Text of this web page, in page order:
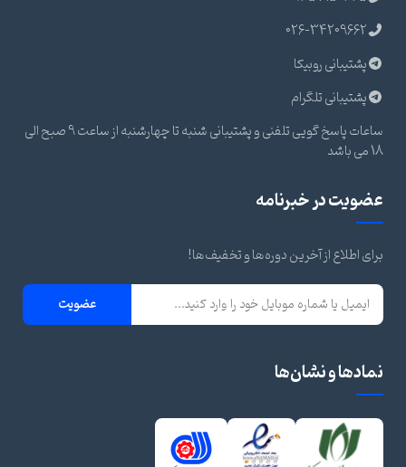
026-34209662
پشتیبانی روبیکا
پشتیبانی تلگرام
ساعات پاسخ گویی تلفنی و پشتیبانی شنبه تا چهارشنبه از ساعت 9 صبح الی
18 می باشد
عضویت در خبرنامه
برای اطلاع از آخرین دوره‌ها و تخفیف‌ها!
عضویت
نمادها و نشان‌ها